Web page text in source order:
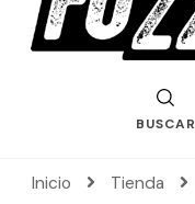
BUSCAR
Inicio Tienda